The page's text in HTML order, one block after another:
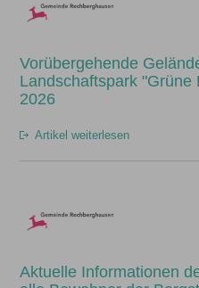
Vorübergehende
Landschaftspark "Grüne
2026
Artikel weiterlesen
Aktuelle Informationen